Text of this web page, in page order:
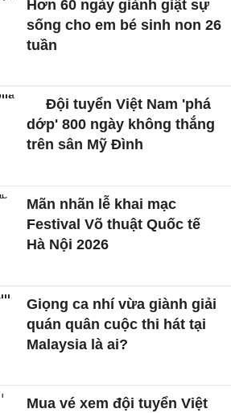
Hơn 60 ngày giành giật sự
sống cho em bé sinh non 26
tuần
Đội tuyển Việt Nam 'phá
dớp' 800 ngày không thắng
trên sân Mỹ Đình
Mãn nhãn lễ khai mạc
Festival Võ thuật Quốc tế
Hà Nội 2026
Giọng ca nhí vừa giành giải
quán quân cuộc thi hát tại
Malaysia là ai?
Mua vé xem đội tuyển Việt